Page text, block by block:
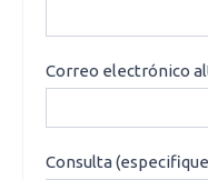
Correo electrónico
Consulta